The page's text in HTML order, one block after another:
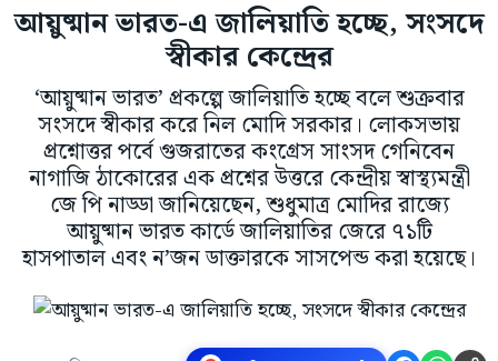
আয়ুষ্মান ভারত-এ জালিয়াতি হচ্ছে, সংসদে
স্বীকার কেন্দ্রের
‘আয়ুষ্মান ভারত’ প্রকল্পে জালিয়াতি হচ্ছে বলে শুক্রবার
সংসদে স্বীকার করে নিল মোদি সরকার। লোকসভায়
প্রশ্নোত্তর পর্বে গুজরাতের কংগ্রেস সাংসদ গেনিবেন
নাগাজি ঠাকোরের এক প্রশ্নের উত্তরে কেন্দ্রীয় স্বাস্থ্যমন্ত্রী
জে পি নাড্ডা জানিয়েছেন, শুধুমাত্র মোদির রাজ্যে
আয়ুষ্মান ভারত কার্ডে জালিয়াতির জেরে ৭১টি
হাসপাতাল এবং ন’জন ডাক্তারকে সাসপেন্ড করা হয়েছে।